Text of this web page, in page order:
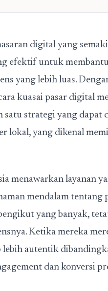
digital yang
efektif untuk
yang lebih luas.
kuasai pasar digital
satu strategi yang dapat
lokal, yang dikenal
menawarkan layanan
mendalam
yang banyak,
Ketika mereka
lebih autentik
dan konversi